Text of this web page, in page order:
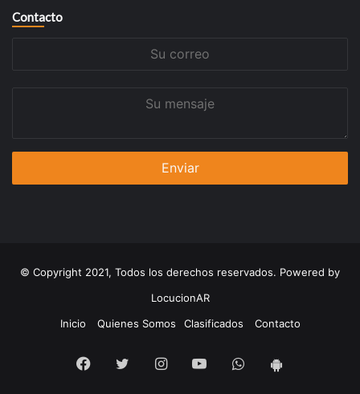
Contacto
© Copyright 2021, Todos los derechos reservados. Powered by
LocucionAR
Inicio
Quienes Somos Clasificados Contacto
Facebook
TwitterInstagramYoutubeWhatsapp